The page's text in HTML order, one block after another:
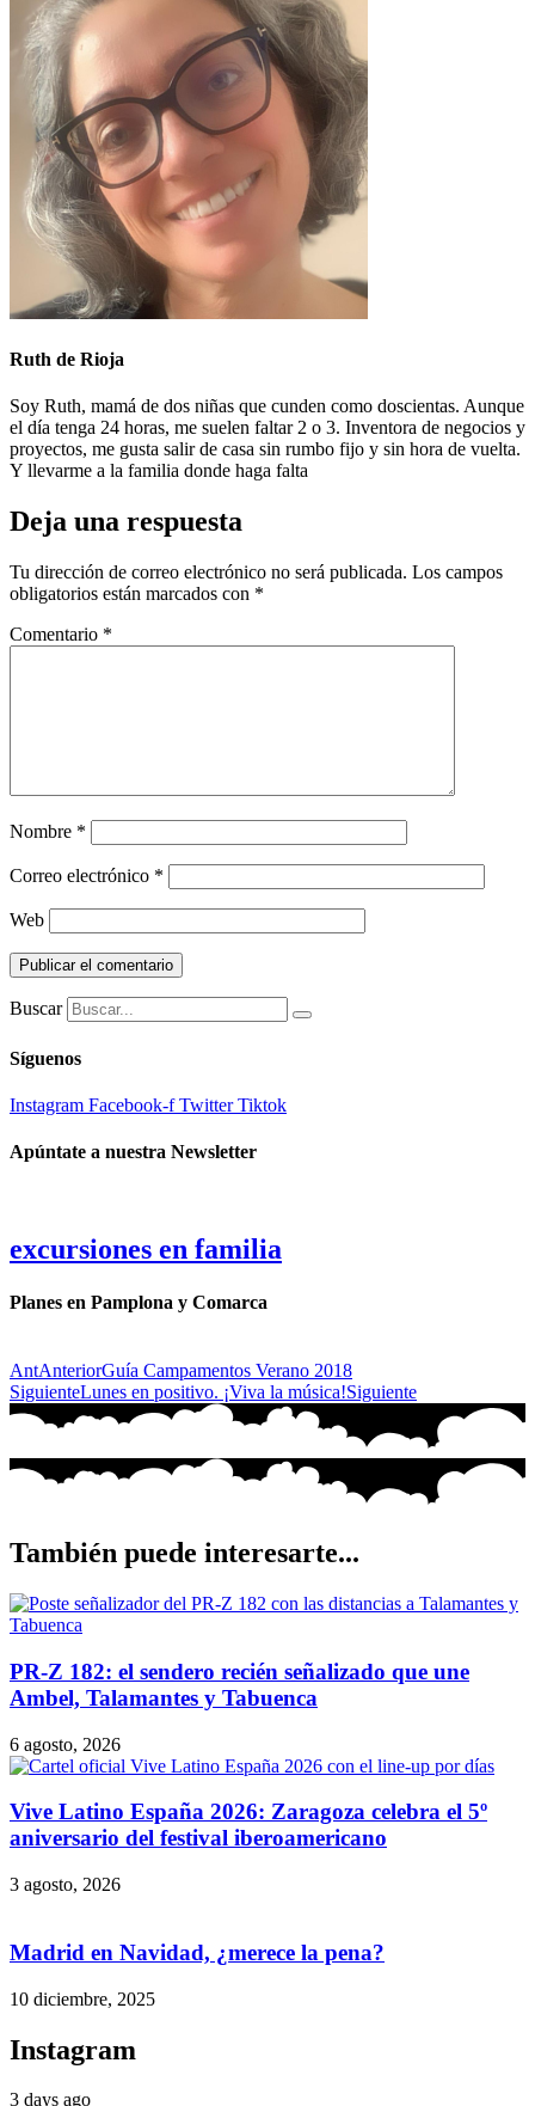
Ruth de Rioja
Soy Ruth, mamá de dos niñas que cunden como doscientas. Aunque
el día tenga 24 horas, me suelen faltar 2 o 3. Inventora de negocios y
proyectos, me gusta salir de casa sin rumbo fijo y sin hora de vuelta.
Y llevarme a la familia donde haga falta
Deja una respuesta
Tu dirección de correo electrónico no será publicada. Los campos
obligatorios están marcados con *
Comentario *
Nombre *
Correo electrónico *
Web
Buscar
Síguenos
Instagram Facebook-f Twitter Tiktok
Apúntate a nuestra Newsletter
excursiones en familia
Planes en Pamplona y Comarca
AntAnteriorGuía Campamentos Verano 2018
SiguienteLunes en positivo. ¡Viva la música!Siguiente
También puede interesarte...
PR-Z 182: el sendero recién señalizado que une
Ambel, Talamantes y Tabuenca
6 agosto, 2026
Vive Latino España 2026: Zaragoza celebra el 5º
aniversario del festival iberoamericano
3 agosto, 2026
Madrid en Navidad, ¿merece la pena?
10 diciembre, 2025
Instagram
3 days ago